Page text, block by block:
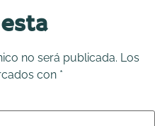
no será publicada. Los
con *